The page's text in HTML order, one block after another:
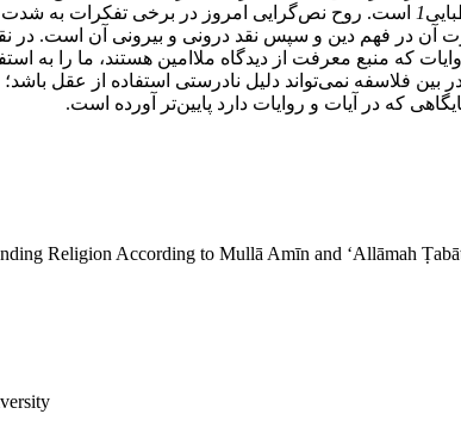
1
است. روح نص‌گرایی امروز در برخی تفکرات به شدت
در فهم دین و سپس نقد درونی و بیرونی آن است. در
که منبع معرفت از دیدگاه ملاامین هستند، ما را به
فلاسفه نمی‌تواند دلیل نادرستی استفاده از عقل
که در آیات و روایات دارد پایین‌تر آورده است.
Religion According to Mullā Amīn and ‘Allāmah